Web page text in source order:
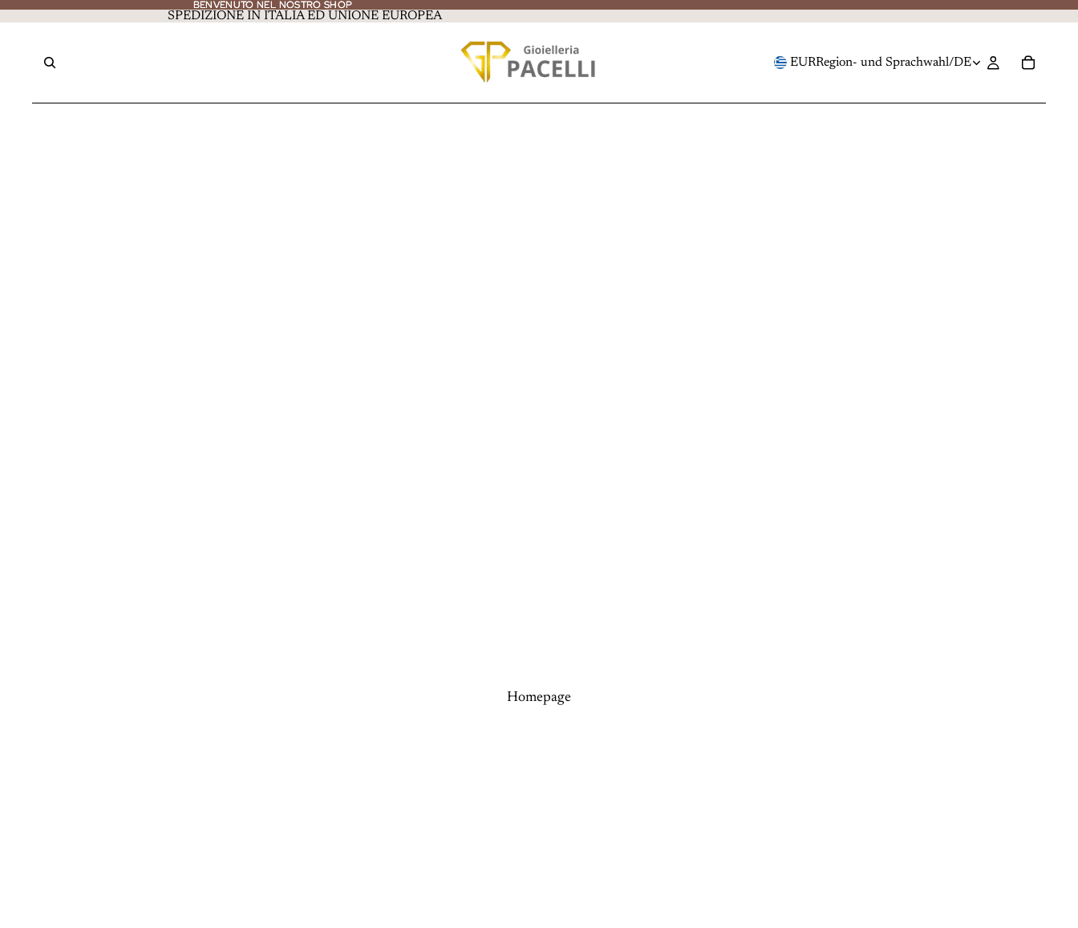
BENVENUTO NEL NOSTRO SHOP
BENVENUTO NEL NOSTRO SHOP
SPEDIZIONE IN ITALIA ED UNIONE EUROPEA
EURRegion- und Sprachwahl/DE
Homepage